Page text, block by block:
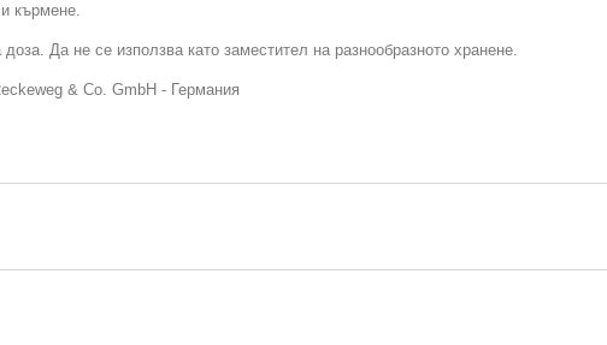
кърмене.
Да не се използва като заместител на разнообразното хранене.
& Co. GmbH - Германия